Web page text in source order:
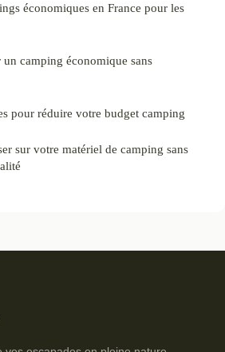
économiques en France pour les
camping économique sans
pour réduire votre budget camping
sur votre matériel de camping sans